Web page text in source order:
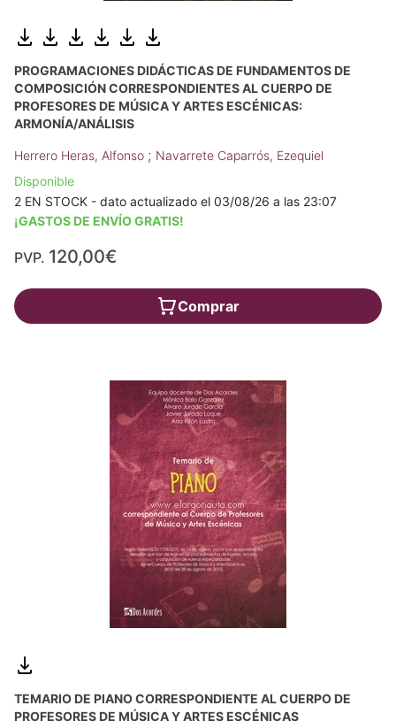
PROGRAMACIONES DIDÁCTICAS DE FUNDAMENTOS DE
COMPOSICIÓN CORRESPONDIENTES AL CUERPO DE
PROFESORES DE MÚSICA Y ARTES ESCÉNICAS:
ARMONÍA/ANÁLISIS
Herrero Heras, Alfonso ; Navarrete Caparrós, Ezequiel
Disponible
2 EN STOCK - dato actualizado el 03/08/26 a las 23:07
¡GASTOS DE ENVÍO GRATIS!
PVP. 120,00€
Comprar
TEMARIO DE PIANO CORRESPONDIENTE AL CUERPO DE
PROFESORES DE MÚSICA Y ARTES ESCÉNICAS